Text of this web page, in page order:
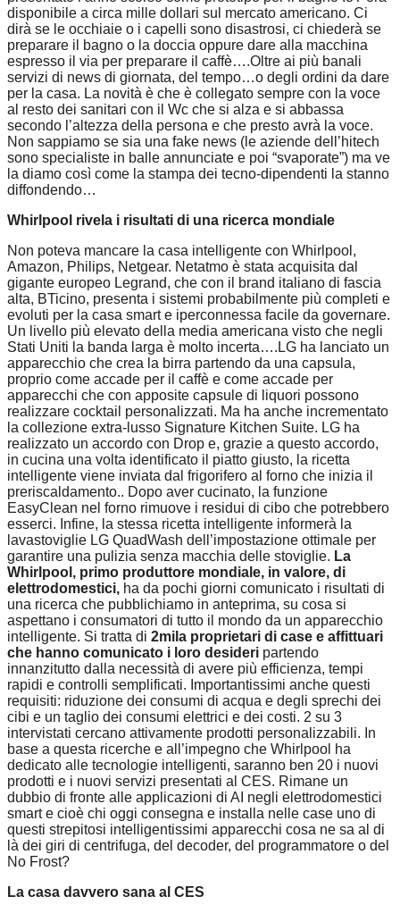
disponibile a circa mille dollari sul mercato americano. Ci
dirà se le occhiaie o i capelli sono disastrosi, ci chiederà se
preparare il bagno o la doccia oppure dare alla macchina
espresso il via per preparare il caffè….Oltre ai più banali
servizi di news di giornata, del tempo…o degli ordini da dare
per la casa. La novità è che è collegato sempre con la voce
al resto dei sanitari con il Wc che si alza e si abbassa
secondo l’altezza della persona e che presto avrà la voce.
Non sappiamo se sia una fake news (le aziende dell’hitech
sono specialiste in balle annunciate e poi “svaporate”) ma ve
la diamo così come la stampa dei tecno-dipendenti la stanno
diffondendo…
Whirlpool rivela i risultati di una ricerca mondiale
Non poteva mancare la casa intelligente con Whirlpool,
Amazon, Philips, Netgear. Netatmo è stata acquisita dal
gigante europeo Legrand, che con il brand italiano di fascia
alta, BTicino, presenta i sistemi probabilmente più completi e
evoluti per la casa smart e iperconnessa facile da governare.
Un livello più elevato della media americana visto che negli
Stati Uniti la banda larga è molto incerta….LG ha lanciato un
apparecchio che crea la birra partendo da una capsula,
proprio come accade per il caffè e come accade per
apparecchi che con apposite capsule di liquori possono
realizzare cocktail personalizzati. Ma ha anche incrementato
la collezione extra-lusso Signature Kitchen Suite. LG ha
realizzato un accordo con Drop e, grazie a questo accordo,
in cucina una volta identificato il piatto giusto, la ricetta
intelligente viene inviata dal frigorifero al forno che inizia il
preriscaldamento.. Dopo aver cucinato, la funzione
EasyClean nel forno rimuove i residui di cibo che potrebbero
esserci. Infine, la stessa ricetta intelligente informerà la
lavastoviglie LG QuadWash dell’impostazione ottimale per
garantire una pulizia senza macchia delle stoviglie. La
Whirlpool, primo produttore mondiale, in valore, di
elettrodomestici, ha da pochi giorni comunicato i risultati di
una ricerca che pubblichiamo in anteprima, su cosa si
aspettano i consumatori di tutto il mondo da un apparecchio
intelligente. Si tratta di 2mila proprietari di case e affittuari
che hanno comunicato i loro desideri partendo
innanzitutto dalla necessità di avere più efficienza, tempi
rapidi e controlli semplificati. Importantissimi anche questi
requisiti: riduzione dei consumi di acqua e degli sprechi dei
cibi e un taglio dei consumi elettrici e dei costi. 2 su 3
intervistati cercano attivamente prodotti personalizzabili. In
base a questa ricerche e all’impegno che Whirlpool ha
dedicato alle tecnologie intelligenti, saranno ben 20 i nuovi
prodotti e i nuovi servizi presentati al CES. Rimane un
dubbio di fronte alle applicazioni di AI negli elettrodomestici
smart e cioè chi oggi consegna e installa nelle case uno di
questi strepitosi intelligentissimi apparecchi cosa ne sa al di
là dei giri di centrifuga, del decoder, del programmatore o del
No Frost?
La casa davvero sana al CES